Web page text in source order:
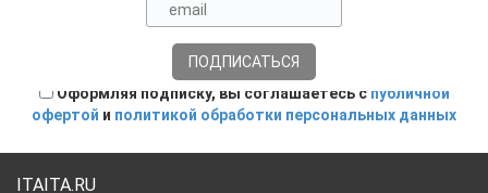
Оформляя подписку, вы соглашаетесь с публичной
офертой и политикой обработки персональных данных
ITAITA.RU